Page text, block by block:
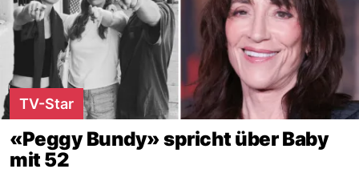
TV-Star
«Peggy Bundy» spricht über Baby
mit 52